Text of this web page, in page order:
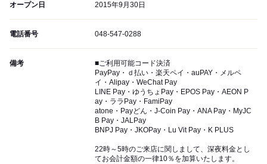
オープン日 2015年9月30日
電話番号 048-547-0288
備考
■ご利用可能コード決済
PayPay・ｄ払い・楽天ペイ・auPAY・メルペ
イ・Alipay・WeChat Pay
LINE Pay・ゆうちょPay・EPOS Pay・AEON P
ay・ララPay・FamiPay
atone・Payどん・J-Coin Pay・ANA Pay・MyJC
B Pay・JALPay
BNPJ Pay・JKOPay・Lu Vit Pay・K PLUS
22時～5時のご来店に関しまして、深夜料金とし
てお会計金額の一律10％を加算いたします。